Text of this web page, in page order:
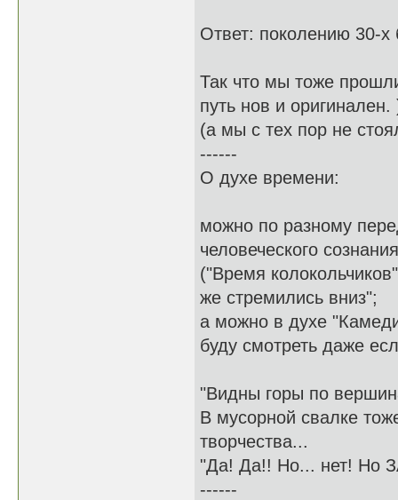
Ответ: поколению 30-х
Так что мы тоже
путь нов и оригинален.
(а мы с тех пор не
------
О духе времени:
можно по разному
человеческого
("Время
же стремились вниз";
а можно в духе
буду смотреть даже
"Видны горы по
В мусорной свалке
творчества...
"Да! Да!! Но... нет! Но
------